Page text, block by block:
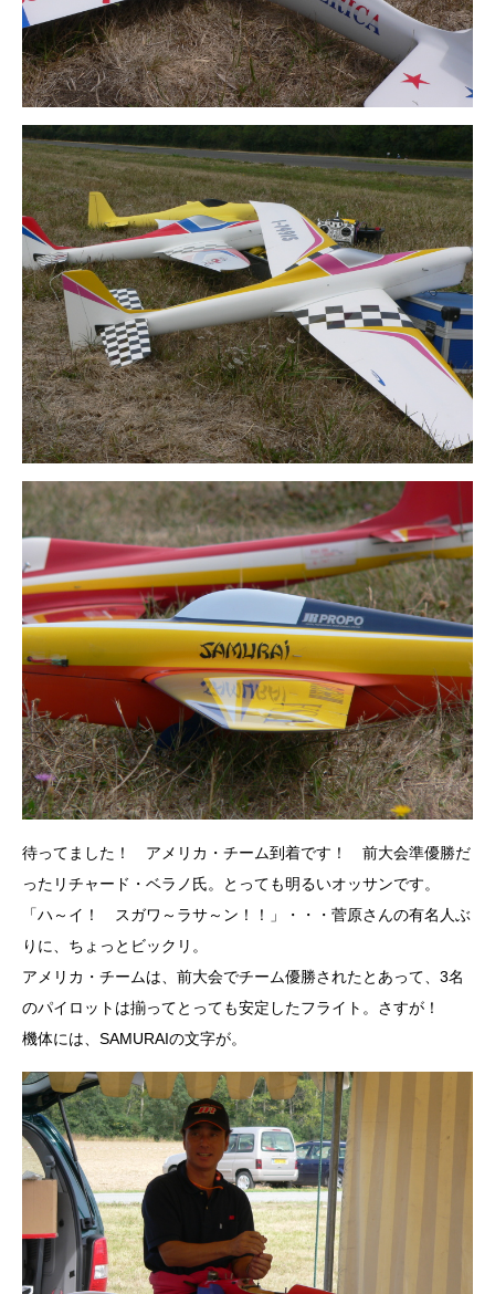
待ってました！ アメリカ・チーム到着です！ 前大会準優勝だ
ったリチャード・ベラノ氏。とっても明るいオッサンです。
「ハ～イ！ スガワ～ラサ～ン！！」・・・菅原さんの有名人ぶ
りに、ちょっとビックリ。
アメリカ・チームは、前大会でチーム優勝されたとあって、3名
のパイロットは揃ってとっても安定したフライト。さすが！
機体には、SAMURAIの文字が。